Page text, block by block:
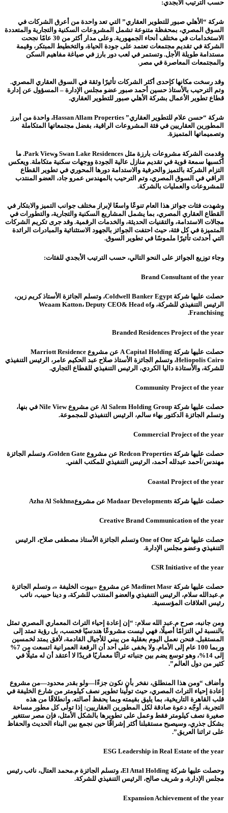
حسب الترتيب الأبجدي:
شركة “الأهلي صبور للتطوير العقاري” التي تعد واحدة من أعرق الشركات في
السوق المصري، بمحفظة متنوعة تشمل المشروعات السكنية والتجارية والمتعددة
الاستخدامات في مختلف أنحاء الجمهورية. وعلى مدار أكثر من 30 عامًا نجحت
الشركة في تقديم مجتمعات تعتمد على جودة الحياة، والتخطيط المبتكر، وقيمة
مستدامة طويلة الأجل. وتستمر في لعب دور بارز في صياغة مفاهيم السكن
والمجتمعات المعاصرة في مصر.
وقد رسخت مكانها كإحدى أكثر الشركات تأثيرًا وثقة في السوق العقاري المصري.
وتم الترحيب بالأستاذ حسين أحمد صبور عضو مجلس الإدارة – المسؤول عن إدارة
قطاع تطوير الأعمال بشركة الأهلي صبور للتطوير العقاري.
شركة “حسن علام للتطوير العقاري” Hassan Allam Properties، واحدة من أبرز
المطورين العقاريين في فئة المشروعات الراقية، بفضل مجتمعاتها المتكاملة
وتصميماتها المتميزة.
وقدمت الشركة مشروعات بارزة مثل Swan Lake Residences وPark View. ما
أكسبها سمعة قوية في تقديم منازل عالية الجودة ووجهات سكنية متكاملة. ويعكس
التزام الشركة بالتميز والحرفية والاستدامة دورها المحوري في تطوير القطاع
الراقي في السوق المصري، وتم الترحيب بالمهندس عمرو جاد، العضو المنتدب
للمشروعات والعمليات بالشركة.
وشهدت فئات جوائز هذا العام تنوعًا واسعًا لإبراز مختلف جوانب التميز والابتكار في
القطاع العقاري المصري، بما يشمل المشاريع السكنية والتجارية، والتطورات في
مجالات الاستدامة، والتقنيات الحديثة، والخدمات الرقمية. وقد جرى تكريم الشركات
المتميزة في كل فئة، حيث احتفت الجوائز بالجهود الاستثنائية والمبادرات الرائدة
التي أحدثت تأثيرًا ملموسًا في تطوير السوق.
وجاء توزيع الجوائز على النحو التالي، حسب الترتيب الأبجدي للفئات:
Brand Consultant of the year
حصلت عليها شركة Coldwell Banker Egypt، وتسلم الجائزة الأستاذ كريم زين،
الرئيس التنفيذي للشركة، وWeaam Katton، Deputy CEO& Head of
Franchising.
Branded Residences Project of the year
حصلت عليها شركة A Capital Holding عن مشروع Marriott Residence
Heliopolis Cairo، وتسلم الجائزة الأستاذ صلاح عبد الحكيم عامر، الرئيس التنفيذي
للشركة، والأستاذة داليا الكردي، الرئيس التنفيذي للقطاع التجاري.
Community Project of the year
حصلت عليها شركة Al Salem Holding Group عن مشروع Nile View في بنها،
وتسلم الجائزة الدكتور بهاء سالم، الرئيس التنفيذي للمجموعة.
Commercial Project of the year
حصلت عليها شركة Redcon Properties عن مشروع Golden Gate، وتسلم الجائزة
مهندس/أحمد عبدلله أحمد، الرئيس التنفيذي للمكتب الفني.
Coastal Project of the year
حصلت عليها شركة Madaar Developments عن مشروعAzha Al Sokhna
Creative Brand Communication of the year
حصلت عليها شركة One of One وتسلم الجائزة الأستاذ مصطفى صلاح، الرئيس
التنفيذي وعضو مجلس الإدارة.
CSR Initiative of the year
حصلت عليها شركة Madinet Masr عن مشروع «بيوت الخليفة «، وتسلم الجائزة
م.عبدالله سلام، الرئيس التنفيذي والعضو المنتدب للشركة، و دينا حبيب، نائب
رئيس العلاقات المؤسسية.
ومن جانبه، صرح م.عبد الله سلام: “إن إعادة إحياء التراث المعماري المصري تمثل
بالنسبة لي التزامًا أصيلًا، فهي ليست مشروعًا هندسيًا فحسب، بل رؤية تمتد إلى
المستقبل. فنحن نعمل اليوم بعقلية من يبني للأجيال القادمة، لأفق يمتد لخمسين
وربما 100 عام إلى الأمام. ولا يخفى على أحد أن الرقعة العمرانية اتسعت من 7%
إلى 14%، وهو توسع يضم بين جنباته تراثًا معماريًا فريدًا لا أعتقد أن له مثيلًا في
كثير من دول العالم”.
وأضاف “ومن هذا المنطلق، نفخر بأن نكون جزءًا—ولو بقدر محدود—من مشروع
إعادة إحياء التراث المصري، حيث تولّينا تطوير نصف كيلومتر من شارع الخليفة في
قلب القاهرة التاريخية، بما يليق بقيمته وبما يحفظ أصالته. وانطلاقًا من هذه
التجربة، أوجّه دعوة صادقة لكل المطورين العقاريين: إذا تولّى كل مطور مساحة
صغيرة نصف كيلومتر فقط وعمل على تطويرها بالشكل الأمثل، فإن مصر ستتغير
بشكل جذري، وسيصبح مستقبلنا أكثر إشراقًا حين نجمع بين البناء الحديث والحفاظ
على تراثنا العريق”.
ESG Leadership in Real Estate of the year
وحصلت عليها شركة El Attal Holding، وتسلم الجائزة م.محمد العتال، نائب رئيس
مجلس الإدارة، و شريف صالح، الرئيس التنفيذي للشركة.
Expansion Achievement of the year